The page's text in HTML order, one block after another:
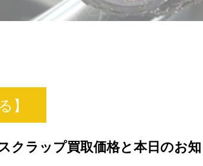
】
クラップ買取価格と本日のお